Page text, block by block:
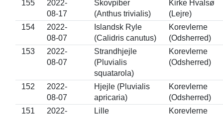
155
2022-
08-17
Skovpiber
(Anthus trivialis)
Kirke Hvalsø
(Lejre)
154
2022-
08-07
Islandsk Ryle
(Calidris canutus)
Korevlerne
(Odsherred)
153
2022-
08-07
Strandhjejle
(Pluvialis
squatarola)
Korevlerne
(Odsherred)
152
2022-
08-07
Hjejle (Pluvialis
apricaria)
Korevlerne
(Odsherred)
151
2022-
Lille
Korevlerne